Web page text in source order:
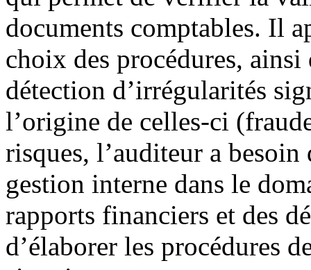
documents comptables. Il
choix des procédures,
détection d’irrégularités
l’origine de celles-ci
risques, l’auditeur a besoin
gestion interne dans le
rapports financiers et des
d’élaborer les procédures